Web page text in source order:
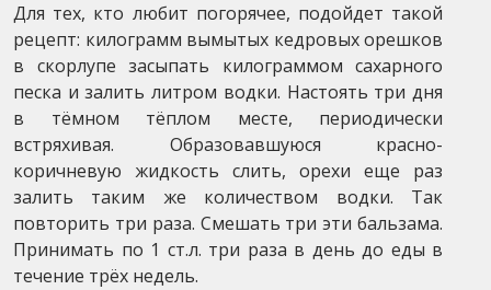
Для тех, кто любит погорячее, подойдет такой
рецепт: килограмм вымытых кедровых орешков
в скорлупе засыпать килограммом сахарного
песка и залить литром водки. Настоять три дня
в тёмном тёплом месте, периодически
встряхивая. Образовавшуюся красно-
коричневую жидкость слить, орехи еще раз
залить таким же количеством водки. Так
повторить три раза. Смешать три эти бальзама.
Принимать по 1 ст.л. три раза в день до еды в
течение трёх недель.